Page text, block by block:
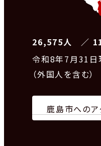
26,575人 ／
令和8年7月31日
（外国人を含む）
鹿島市へのア